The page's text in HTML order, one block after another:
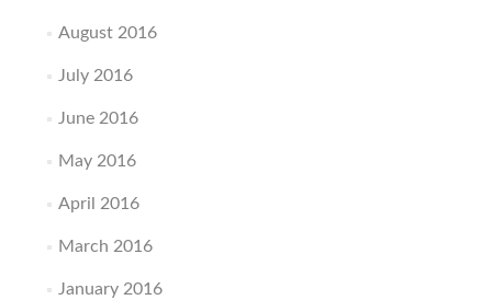
August 2016
July 2016
June 2016
May 2016
April 2016
March 2016
January 2016